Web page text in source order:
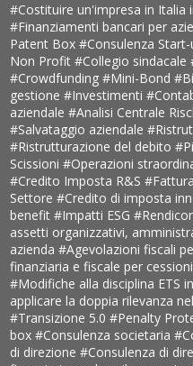
#Costituire un'impresa in Italia
#Finanziamenti bancari per
Patent Box#Consulenza
Non Profit#Collegio sindacale
#Crowdfunding#Mini-Bond
gestione#Investimenti
aziendale#Analisi Centrale
#Salvataggio aziendale
#Ristrutturazione del debito
Scissioni#Operazioni
#Credito Imposta R&S
Settore#Credito di imposta
benefit#Impatti ESG
assetti organizzativi,
azienda#Agevolazioni fiscali
finanziaria e fiscale per
#Modifiche alla disciplina ETS
applicare la doppia rilevanza
#Transizione 5.0#Penalty
box#Consulenza societaria
di direzione#Consulenza di